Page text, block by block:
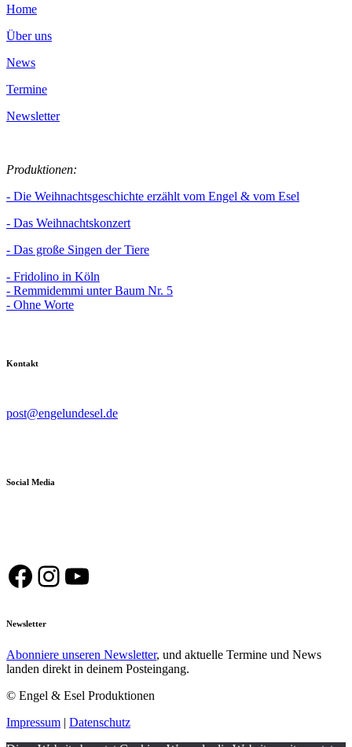
Home
Über uns
News
Termine
Newsletter
Produktionen:
- Die Weihnachtsgeschichte erzählt vom Engel & vom Esel
- Das Weihnachtskonzert
- Das große Singen der Tiere
- Fridolino in Köln
- Remmidemmi unter Baum Nr. 5
- Ohne Worte
Kontakt
post@engelundesel.de
Social Media
Facebook
Instagram
YouTube
Newsletter
Abonniere unseren Newsletter, und aktuelle Termine und News
landen direkt in deinem Posteingang.
© Engel & Esel Produktionen
Impressum | Datenschutz